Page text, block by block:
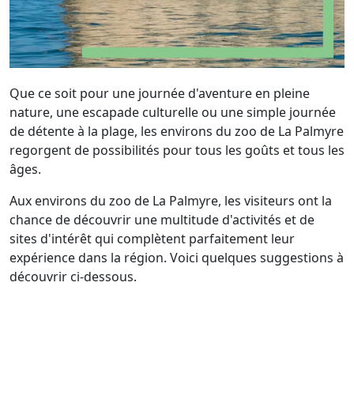
Que ce soit pour une journée d'aventure en pleine
nature, une escapade culturelle ou une simple journée
de détente à la plage, les environs du zoo de La Palmyre
regorgent de possibilités pour tous les goûts et tous les
âges.
Aux environs du zoo de La Palmyre, les visiteurs ont la
chance de découvrir une multitude d'activités et de
sites d'intérêt qui complètent parfaitement leur
expérience dans la région. Voici quelques suggestions à
découvrir ci-dessous.